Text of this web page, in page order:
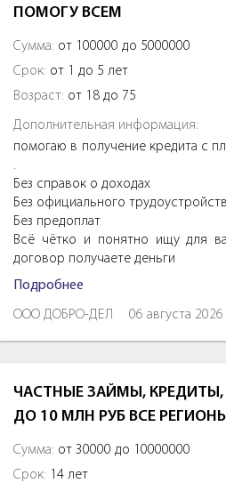
ПОМОГУ ВСЕМ
Сумма: от 100000 до 5000000
Срок: от 1 до 5 лет
Возраст: от 18 до 75
Дополнительная информация:
помогаю в получение кредита с
.
Без справок о доходах
Без официального
Без предоплат
Всё чётко и понятно ищу для
договор получаете деньги
Подробнее
ООО ДОБРО-ДЕЛ 06 августа 2026
ЧАСТНЫЕ ЗАЙМЫ,
ДО 10 МЛН РУБ ВСЕ
Сумма: от 30000 до 10000000
Срок: 14 лет